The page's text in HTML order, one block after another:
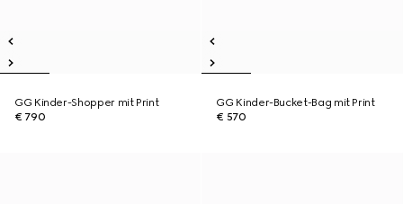
GG Kinder-Shopper mit Print
€ 790
GG Kinder-Bucket-Bag mit Print
€ 570